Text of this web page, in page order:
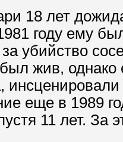
18 лет
году ему
убийство
жив, однако
еще в 1989
11 лет. За